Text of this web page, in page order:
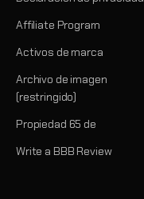
Affiliate Program
Activos de marca
Archivo de imagen
(restringido)
Propiedad 65 de
Write a BBB Review